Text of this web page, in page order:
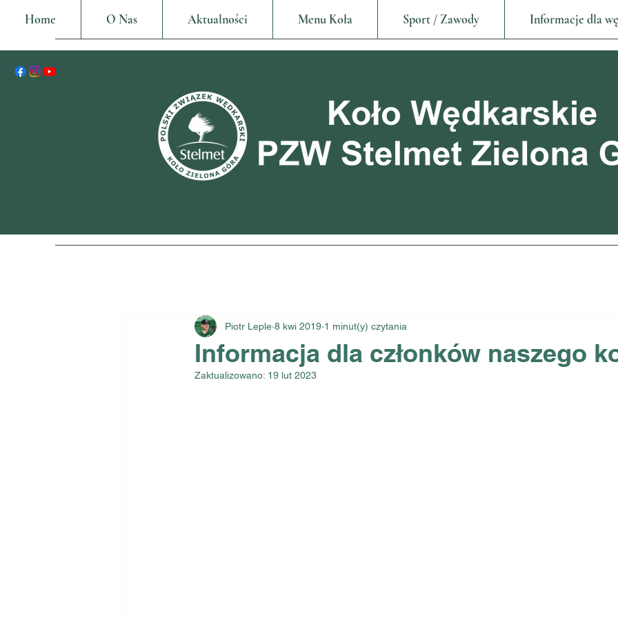
Home O Nas Aktualności Menu Koła Sport / Zawody Informacje dla
Informacja dla członków naszego
Piotr Leple 8 kwi 2019 1 minut(y) czytania
Zaktualizowano: 19 lut 2023